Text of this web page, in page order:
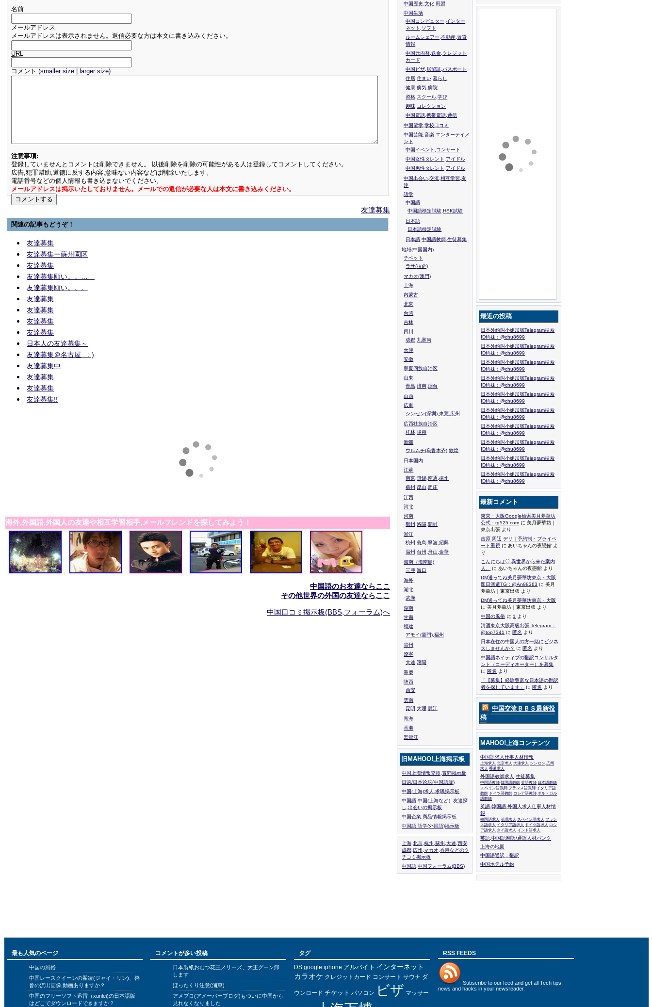
名前
メールアドレス
メールアドレスは表示されません。返信必要な方は本文に書き込みください。
URL
コメント (smaller size larger size)
注意事項:
登録していませんとコメントは削除できません。 以後削除を削除の可能性がある人は登録してコメントしてください。
広告,犯罪幇助,道徳に反する内容,意味ない内容などは削除いたします。
電話番号などの個人情報も書き込まないでください。
メールアドレスは掲示いたしておりません。メールでの返信が必要な人は本文に書き込みください。
友達募集
関連の記事もどうぞ！
友達募集
友達募集ー蘇州園区
友達募集
友達募集願い。。…
友達募集願い。。。
友達募集
友達募集
友達募集
友達募集
日本人の友達募集～
友達募集＠名古屋 : )
友達募集中
友達募集
友達募集
友達募集!!
海外,外国語,外国人の友達や相互学習相手,メールフレンドを探してみよう！
中国語のお友達ならここ
その他世界の外国の友達ならここ
中国口コミ掲示板(BBS,フォーラム)へ
中国歴史,文化,風習
中国生活
中国コンピュター,インター
ネット,ソフト
ルームシェアー,不動産,賃貸
情報
中国元両替,送金,クレジット
カード
中国ビザ,居留証,パスポート
住居,住まい,暮らし
健康,病気,病院
資格,スクール,学び
趣味,コレクション
中国電話,携帯電話,通信
中国留学,学校口コミ
中国芸能,音楽,エンターテイメ
ント
中国イベント,コンサート
中国女性タレント,アイドル
中国男性タレント,アイドル
中国出会い,交流,相互学習,友
達
語学
中国語
中国語検定試験,HSK試験
日本語
日本語検定試験
日本語,中国語教師,生徒募集
地域(中国国内)
チベット
ラサ(拉萨)
マカオ(澳門)
上海
内蒙古
北京
台湾
吉林
四川
成都,九寨沟
天津
安徽
寧夏回族自治区
山東
青島,済南,烟台
山西
広東
シンセン(深圳),東莞,広州
広西壮族自治区
桂林,陽朔
新疆
ウルムチ(乌鲁木齐),敦煌
日本国内
江蘇
南京,無錫,南通,揚州
蘇州,昆山,周庄
江西
河北
河南
鄭州,洛陽,開封
浙江
杭州,義烏,寧波,紹興
温州,台州,舟山,金華
海南（海南島)
三亜,海口
海外
湖北
武漢
湖南
甘粛
福建
アモイ(厦門),福州
貴州
遼寧
大連,瀋陽
重慶
陜西
西安
雲南
昆明,大理,麗江
青海
香港
黒龍江
旧MAHOO!上海掲示板
中国上海情報交換,質問掲示板
日语/日本论坛(中国語版)
中国(上海)求人,求職掲示板
中国語,中国(上海など）友達探
し,出会いの掲示板
中国企業,商品情報掲示板
中国語.語学(外国語)掲示板
上海,北京,杭州,蘇州,大連,西安,
成都,広州,マカオ,香港などのク
チコミ掲示板
中国語,中国フォーラム(BBS)
最近の投稿
日本外约叫小姐加我Telegram搜索
ID约妹：@chu8699
日本外约叫小姐加我Telegram搜索
ID约妹：@chu8699
日本外约叫小姐加我Telegram搜索
ID约妹：@chu8699
日本外约叫小姐加我Telegram搜索
ID约妹：@chu8699
日本外约叫小姐加我Telegram搜索
ID约妹：@chu8699
日本外约叫小姐加我Telegram搜索
ID约妹：@chu8699
日本外约叫小姐加我Telegram搜索
ID约妹：@chu8699
日本外约叫小姐加我Telegram搜索
ID约妹：@chu8699
日本外约叫小姐加我Telegram搜索
ID约妹：@chu8699
日本外约叫小姐加我Telegram搜索
ID约妹：@chu8699
最新コメント
東京・大阪Google檢索美月夢華坊
公式：tg525.com に 美月夢華坊｜
東京出張 より
吉原 周辺 デリ｜予約制・プライベ
ート重視 に あいちゃんの夜戀館 よ
り
こんにちは♡ 異世界から来た案内
人、
に あいちゃんの夜戀館 より
DM送ってね美月夢華坊東京・大阪
即日派遣TG：@An98363 に 美月
夢華坊｜東京出張 より
DM送ってね美月夢華坊東京・大阪
に 美月夢華坊｜東京出張 より
中国の風俗 に 1
より
清酒東京大阪高級出張 Telegram：
@top7341 に 匿名 より
日本在住の中国人の方一緒にビジネ
スしませんか？ に 匿名 より
中国語ネイティブの翻訳コンサルタ
ント（コーディネーター）を募集
に 匿名 より
「【募集】経験豊富な日本語の翻訳
者を探しています」
に 匿名 より
中国交流ＢＢＳ最新投
稿
MAHOO!上海コンテンツ
中国語求人仕事人材情報
上海求人 北京求人 大連求人 シンセン,広州
求人 香港求人
外国語教師求人,生徒募集
中国語教師 韓国語教師 英語教師 日本語教師
スペイン語教師 フランス語教師 イタリア語
教師 ドイツ語教師 ロシア語教師 ポルトガル
語教師
英語,韓国語,外国人求人仕事人材情
報
韓国語求人 英語求人 スペイン語求人 フラン
ス語求人 イタリア語求人 ドイツ語求人 ロシ
ア語求人 タイ語求人 インド語求人
英語,中国語翻訳/通訳人材バンク
上海の地図
中国語通訳，翻訳
中国ホテル予約
最も人気のページ
中国の風俗
中国レースクイーンの翟凌(ジャイ・リン)、兽
兽の流出画像,動画ありますか？
中国のフリーソフト迅雷（xunlei)の日本語版
はどこでダウンロードできますか？
コメントが多い投稿
日本製紙おむつ花王メリーズ、大王グーン卸
します
ぼったくり注意(浦東)
アメブロ(アメーバーブログ)もついに中国から
見れなくなりました
タグ
DS google iphone アルバイト インターネット
カラオケ クレジットカード コンサート サウナ ダ
ウンロード チケット パソコン ビザ マッサー
RSS FEEDS
Subscribe to our feed and get all Tech tips,
news and hacks in your newsreader.